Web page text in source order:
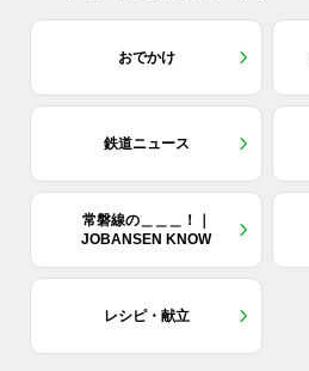
おでかけ
鉄道ニュース
常磐線の＿＿＿！｜
JOBANSEN KNOW
レシピ・献立